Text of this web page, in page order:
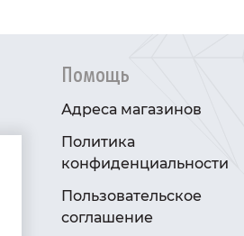
Помощь
Адреса магазинов
Политика
конфиденциальности
Пользовательское
соглашение